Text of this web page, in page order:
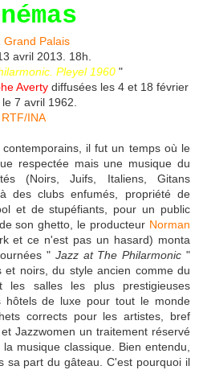
Grand Palais
avril 2013. 18h.
Pleyel 1960"
Avertydiffusées les 4 et 18 février
7 avril 1962.
RTF/INA
il fut un temps où le
respectée mais une musique du
(Noirs, Juifs, Italiens, Gitans
des clubs enfumés, propriété de
et de stupéfiants, pour un public
son ghetto, le producteur Norman
et ce n'est pas un hasard) monta
" Jazz at The Philarmonic "
et noirs, du style ancien comme du
les salles les plus prestigieuses
de luxe pour tout le monde
corrects pour les artistes, bref
Jazzwomen un traitement réservé
musique classique. Bien entendu,
sa part du gâteau. C'est pourquoi il